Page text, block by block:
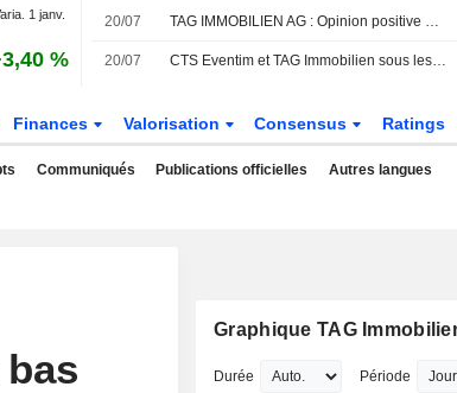
1 janv.
%
20/07 TAG IMMOBILIEN AG : Opinion positive de Bernstein
20/07 CTS Eventim et TAG Immobilien sous les projecteurs : Bernstein en fait ses "Top Picks"
Finances Valorisation Consensus Ratings
Communiqués Publications officielles Autres langues
Graphique TAG
Durée Période